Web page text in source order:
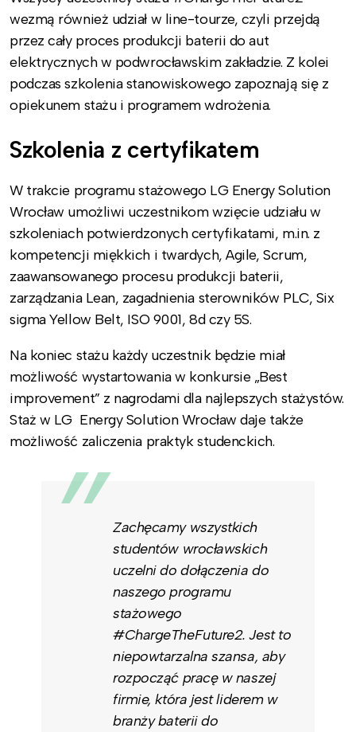
wezmą również udział w line-tourze, czyli przejdą
przez cały proces produkcji baterii do aut
elektrycznych w podwrocławskim zakładzie. Z kolei
podczas szkolenia stanowiskowego zapoznają się z
opiekunem stażu i programem wdrożenia.
Szkolenia z certyfikatem
W trakcie programu stażowego LG Energy Solution
Wrocław umożliwi uczestnikom wzięcie udziału w
szkoleniach potwierdzonych certyfikatami, m.in. z
kompetencji miękkich i twardych, Agile, Scrum,
zaawansowanego procesu produkcji baterii,
zarządzania Lean, zagadnienia sterowników PLC, Six
sigma Yellow Belt, ISO 9001, 8d czy 5S.
Na koniec stażu każdy uczestnik będzie miał
możliwość wystartowania w konkursie „Best
improvement” z nagrodami dla najlepszych stażystów.
Staż w LG Energy Solution Wrocław daje także
możliwość zaliczenia praktyk studenckich.
Zachęcamy wszystkich
studentów wrocławskich
uczelni do dołączenia do
naszego programu
stażowego
#ChargeTheFuture2. Jest to
niepowtarzalna szansa, aby
rozpocząć pracę w naszej
firmie, która jest liderem w
branży baterii do